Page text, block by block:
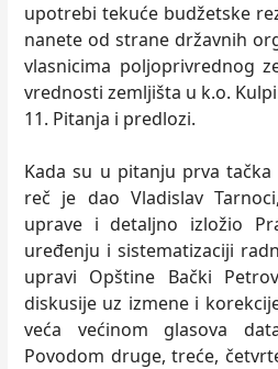
upotrebi tekuće budžetske
nanete od strane državnih
vlasnicima poljoprivrednog
vrednosti zemljišta u k.o.
11. Pitanja i predlozi.
Kada su u pitanju prva
reč je dao Vladislav
uprave i detaljno izložio
uređenju i sistematizaciji
upravi Opštine Bački
diskusije uz izmene i
veća većinom glasova
Povodom druge, treće,